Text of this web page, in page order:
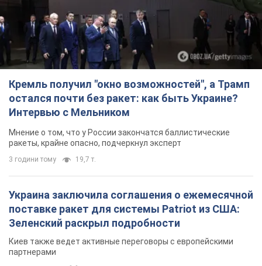
Кремль получил "окно возможностей", а Трамп
остался почти без ракет: как быть Украине?
Интервью с Мельником
Мнение о том, что у России закончатся баллистические
ракеты, крайне опасно, подчеркнул эксперт
3 години тому 19,7 т.
Украина заключила соглашения о ежемесячной
поставке ракет для системы Patriot из США:
Зеленский раскрыл подробности
Киев также ведет активные переговоры с европейскими
партнерами